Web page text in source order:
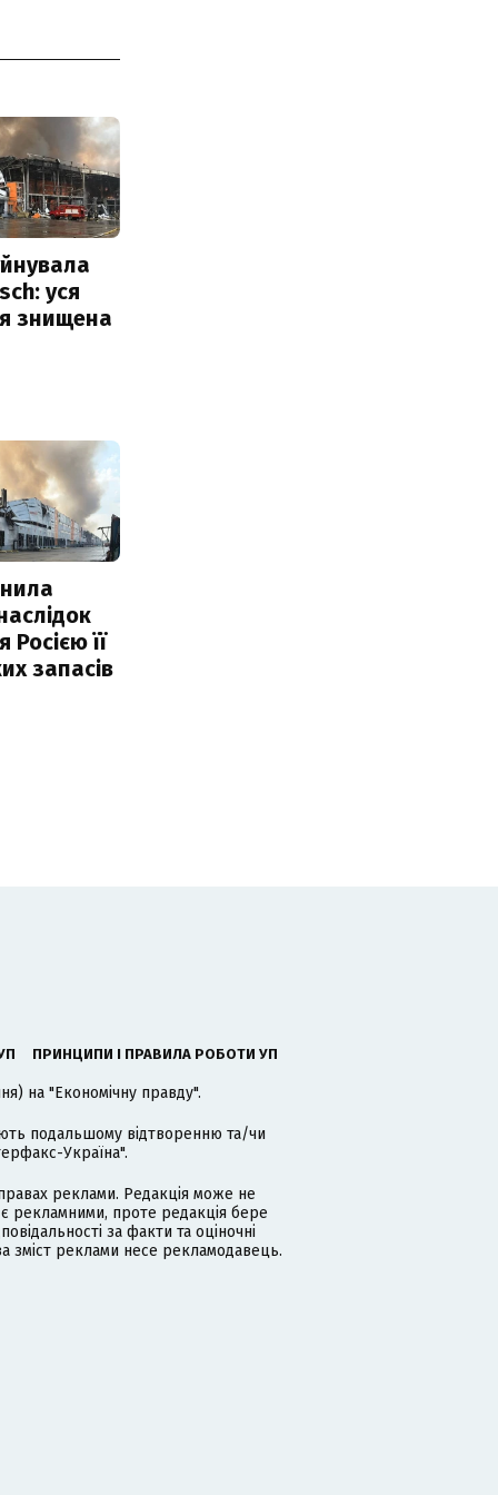
уся
знищена
її
запасів
ПРИНЦИПИ І ПРАВИЛА РОБОТИ УП
на "Економічну правду".
подальшому відтворенню та/чи
Україна".
реклами. Редакція може не
рекламними, проте редакція бере
за факти та оціночні
зміст реклами несе рекламодавець.